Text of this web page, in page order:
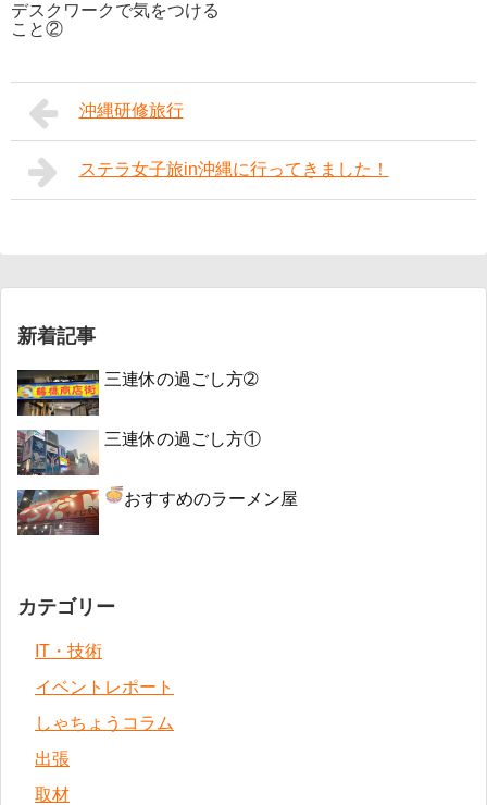
デスクワークで気をつける
こと②
沖縄研修旅行
ステラ女子旅in沖縄に行ってきました！
新着記事
三連休の過ごし方➁
三連休の過ごし方①
おすすめのラーメン屋
カテゴリー
IT・技術
イベントレポート
しゃちょうコラム
出張
取材